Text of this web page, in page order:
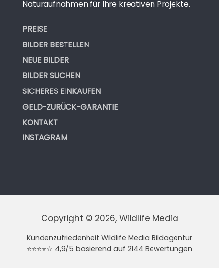
Naturaufnahmen für Ihre kreativen Projekte.
PREISE
BILDER BESTELLEN
NEUE BILDER
BILDER SUCHEN
SICHERES EINKAUFEN
GELD-ZURÜCK-GARANTIE
KONTAKT
INSTAGRAM
Copyright © 2026, Wildlife Media
Kundenzufriedenheit Wildlife Media Bildagentur
⭐⭐⭐⭐☆ 4,9/5 basierend auf 2144 Bewertungen